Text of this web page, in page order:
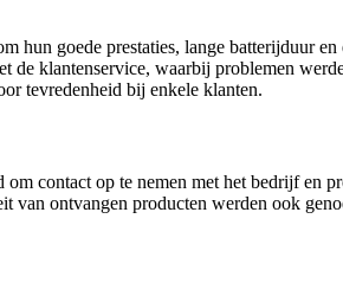
hun goede prestaties, lange batterijduur
de klantenservice, waarbij problemen
tevredenheid bij enkele klanten.
contact op te nemen met het bedrijf en
van ontvangen producten werden ook